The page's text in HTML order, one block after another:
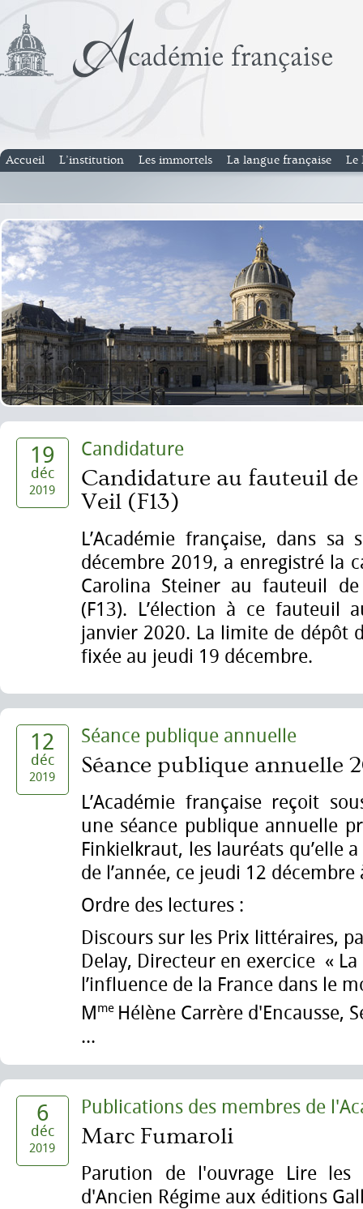
Accueil L’institution Les immortels La langue française Le
19
déc
2019
Candidature
Candidature au fauteuil
Veil (F13)
L’Académie française, dans
décembre 2019, a enregistré la
Carolina Steiner au fauteuil
(F13). L’élection à ce fauteuil
janvier 2020. La limite de dépôt
fixée au jeudi 19 décembre.
12
déc
2019
Séance publique annuelle
Séance publique annuelle
L’Académie française reçoit
une séance publique annuelle
Finkielkraut, les lauréats qu’elle
de l’année, ce jeudi 12 décembre
Ordre des lectures :
Discours sur les Prix littéraires,
Delay, Directeur en exercice «
l’influence de la France dans le
Mme Hélène Carrère d'Encausse,
...
6
déc
2019
Publications des membres de
Marc Fumaroli
Parution de l'ouvrage Lire les
d'Ancien Régime aux éditions